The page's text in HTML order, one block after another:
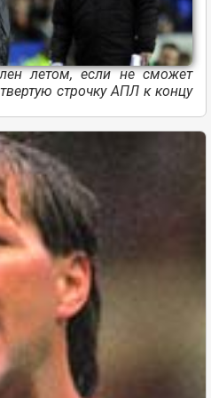
летом, если не сможет
строчку АПЛ к концу